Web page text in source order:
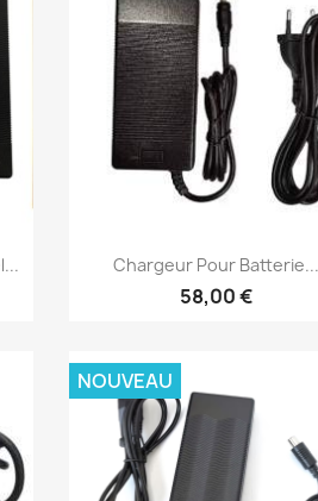
Aperçu rapide
Chargeur Pour Batterie...
58,00 €
NOUVEAU